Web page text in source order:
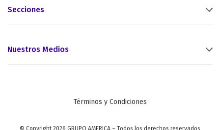
Secciones
Nuestros Medios
Términos y Condiciones
© Copyright 2026 GRUPO AMERICA – Todos los derechos reservados